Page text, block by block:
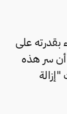
بقدرته على
أن سر هذه